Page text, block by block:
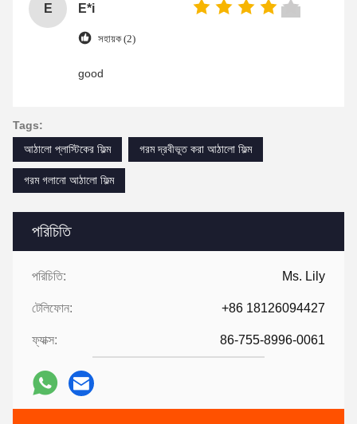
পরিচিতি
পরিচিতি: Ms. Lily
টেলিফোন: +86 18126094427
ফ্যাক্স: 86-755-8996-0061
E E*i
সহায়ক (2)
good
Tags:
আঠালো প্লাস্টিকের ফিল্ম
গরম দ্রবীভূত করা আঠালো ফিল্ম
গরম গলানো আঠালো ফিল্ম